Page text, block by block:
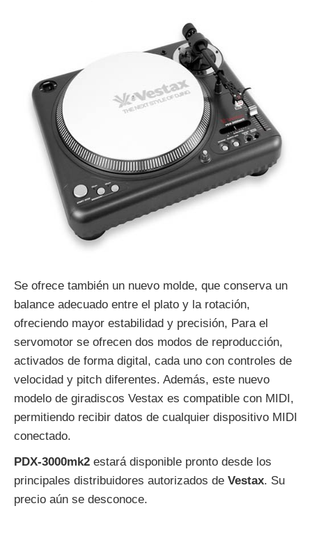
Se ofrece también un nuevo molde, que conserva un
balance adecuado entre el plato y la rotación,
ofreciendo mayor estabilidad y precisión, Para el
servomotor se ofrecen dos modos de reproducción,
activados de forma digital, cada uno con controles de
velocidad y pitch diferentes. Además, este nuevo
modelo de giradiscos Vestax es compatible con MIDI,
permitiendo recibir datos de cualquier dispositivo MIDI
conectado.
PDX-3000mk2 estará disponible pronto desde los
principales distribuidores autorizados de Vestax. Su
precio aún se desconoce.